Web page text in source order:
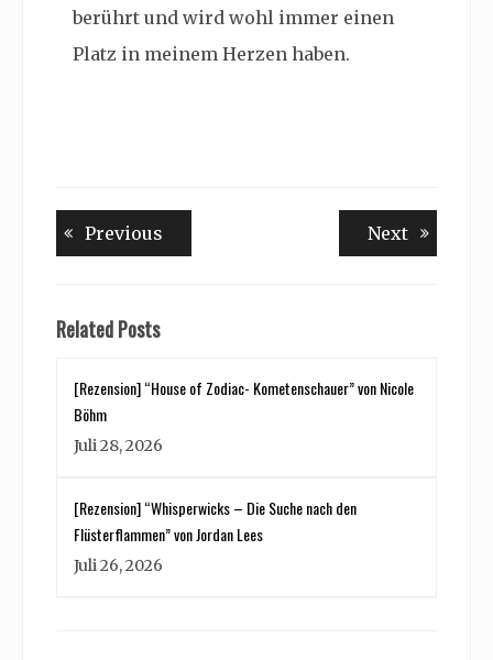
berührt und wird wohl immer einen
Platz in meinem Herzen haben.
Beitragsnavigation
Previous NextNext
Related Posts
[Rezension] “House of Zodiac- Kometenschauer” von Nicole
Böhm
Juli 28, 2026
[Rezension] “Whisperwicks – Die Suche nach den
Flüsterflammen” von Jordan Lees
Juli 26, 2026